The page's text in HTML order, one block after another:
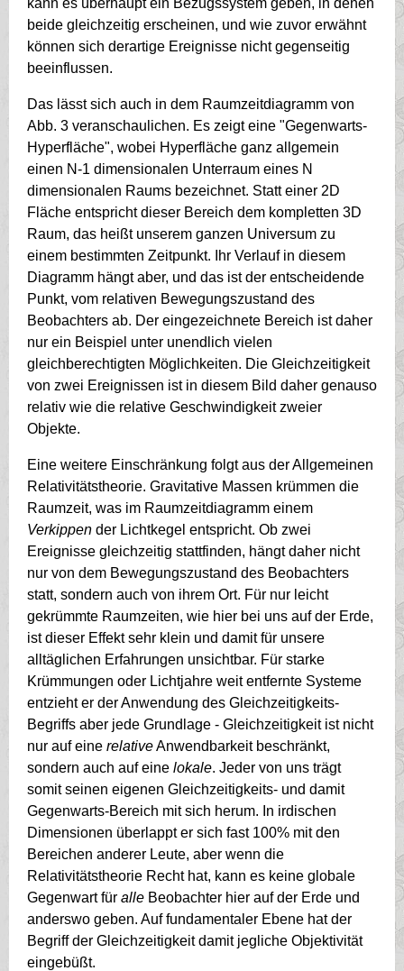
beide gleichzeitig erscheinen, und wie zuvor erwähnt
können sich derartige Ereignisse nicht gegenseitig
beeinflussen.
Das lässt sich auch in dem Raumzeitdiagramm von
Abb. 3 veranschaulichen. Es zeigt eine "Gegenwarts-
Hyperfläche", wobei Hyperfläche ganz allgemein
einen N-1 dimensionalen Unterraum eines N
dimensionalen Raums bezeichnet. Statt einer 2D
Fläche entspricht dieser Bereich dem kompletten 3D
Raum, das heißt unserem ganzen Universum zu
einem bestimmten Zeitpunkt. Ihr Verlauf in diesem
Diagramm hängt aber, und das ist der entscheidende
Punkt, vom relativen Bewegungszustand des
Beobachters ab. Der eingezeichnete Bereich ist daher
nur ein Beispiel unter unendlich vielen
gleichberechtigten Möglichkeiten. Die Gleichzeitigkeit
von zwei Ereignissen ist in diesem Bild daher genauso
relativ wie die relative Geschwindigkeit zweier
Objekte.
Eine weitere Einschränkung folgt aus der Allgemeinen
Relativitätstheorie. Gravitative Massen krümmen die
Raumzeit, was im Raumzeitdiagramm einem
Verkippen der Lichtkegel entspricht. Ob zwei
Ereignisse gleichzeitig stattfinden, hängt daher nicht
nur von dem Bewegungszustand des Beobachters
statt, sondern auch von ihrem Ort. Für nur leicht
gekrümmte Raumzeiten, wie hier bei uns auf der Erde,
ist dieser Effekt sehr klein und damit für unsere
alltäglichen Erfahrungen unsichtbar. Für starke
Krümmungen oder Lichtjahre weit entfernte Systeme
entzieht er der Anwendung des Gleichzeitigkeits-
Begriffs aber jede Grundlage - Gleichzeitigkeit ist nicht
nur auf eine relativeAnwendbarkeit beschränkt,
sondern auch auf eine lokale. Jeder von uns trägt
somit seinen eigenen Gleichzeitigkeits- und damit
Gegenwarts-Bereich mit sich herum. In irdischen
Dimensionen überlappt er sich fast 100% mit den
Bereichen anderer Leute, aber wenn die
Relativitätstheorie Recht hat, kann es keine globale
Gegenwart für alle Beobachter hier auf der Erde und
anderswo geben. Auf fundamentaler Ebene hat der
Begriff der Gleichzeitigkeit damit jegliche Objektivität
eingebüßt.